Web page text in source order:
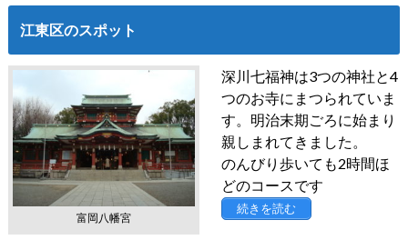
江東区のスポット
富岡八幡宮
深川七福神は3つの神社と4
つのお寺にまつられていま
す。明治末期ごろに始まり
親しまれてきました。
のんびり歩いても2時間ほ
どのコースです
続きを読む